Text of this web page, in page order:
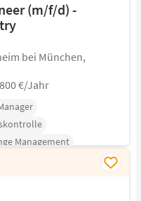
(m/f/d) -
bei München,
€/Jahr
Management